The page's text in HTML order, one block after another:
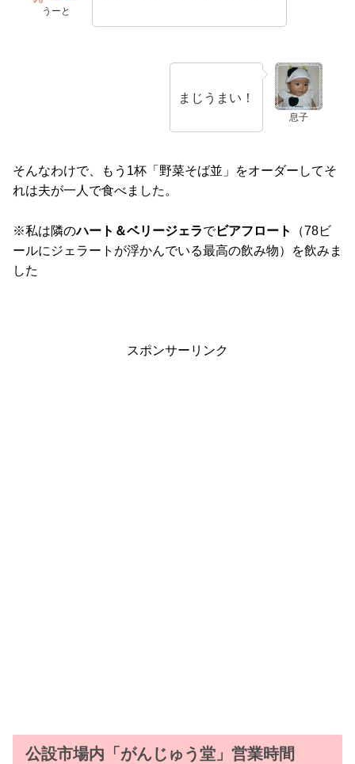
うーと
息子
まじうまい！
そんなわけで、もう1杯「野菜そば並」をオーダーしてそ
れは夫が一人で食べました。
※私は隣のハート＆ベリージェラでビアフロート
（78ビ
ールにジェラートが浮かんでいる最高の飲み物）を飲みま
した
スポンサーリンク
公設市場内「がんじゅう堂」営業時間